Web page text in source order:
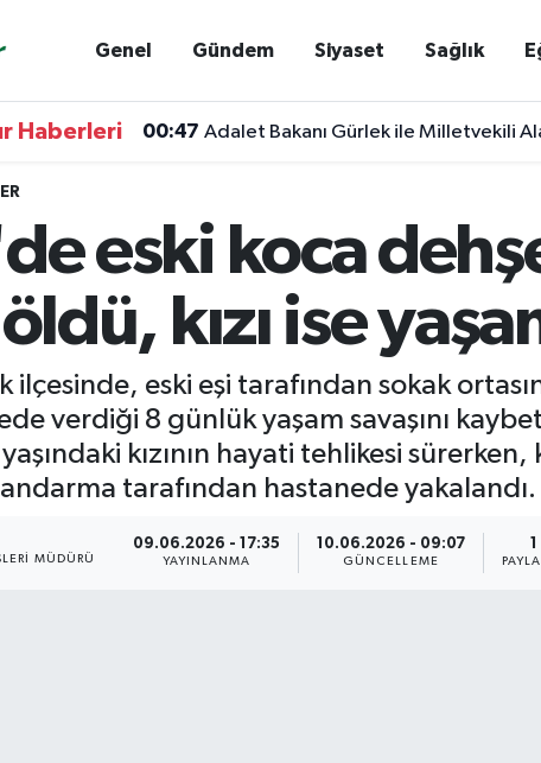
Genel Gündem Siyaset Sağlık
Haberleri 00:47 Adalet Bakanı Gürlek ile Milletvekili
eski koca
öldü, kızı ise
ilçesinde, eski eşi tarafından sokak
verdiği 8 günlük yaşam savaşını
kızının hayati tehlikesi
tarafından hastanede yakalandı.
MÜDÜRÜ
09.06.2026 - 17:35
YAYINLANMA
10.06.2026 - 09:07
GÜNCELLEME
Fikstür